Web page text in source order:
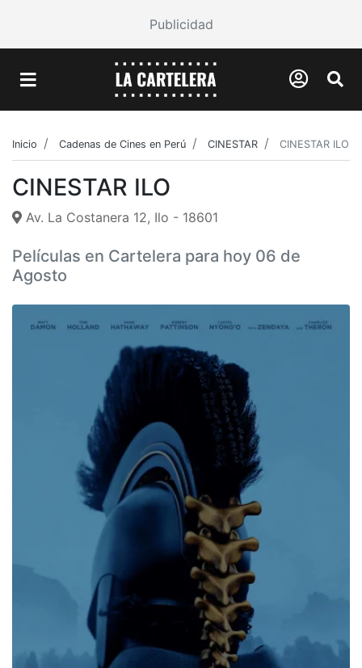
Publicidad
Inicio Cadenas de Cines en Perú CINESTAR CINESTAR ILO
CINESTAR ILO
Av. La Costanera 12, Ilo - 18601
Películas en Cartelera para hoy 06 de
Agosto